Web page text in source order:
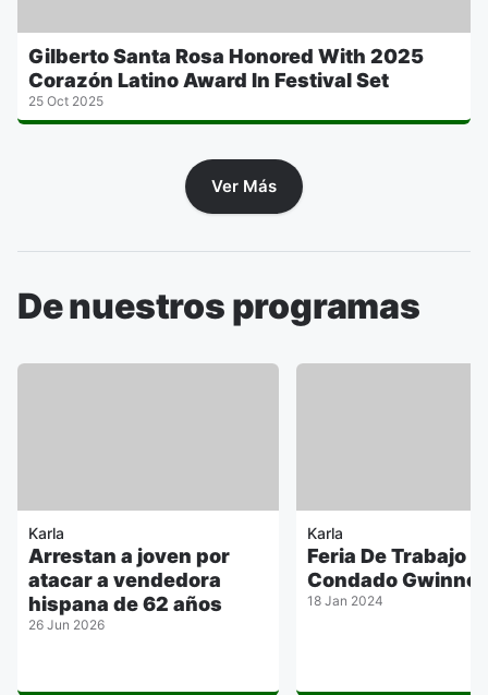
Gilberto Santa Rosa Honored With 2025
Corazón Latino Award In Festival Set
25 Oct 2025
Ver Más
De nuestros programas
Karla
Arrestan a joven por
atacar a vendedora
hispana de 62 años
26 Jun 2026
Karla
Feria De Trabajo
Condado
18 Jan 2024